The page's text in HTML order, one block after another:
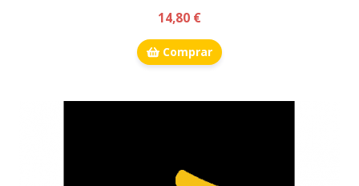
14,80 €
Comprar